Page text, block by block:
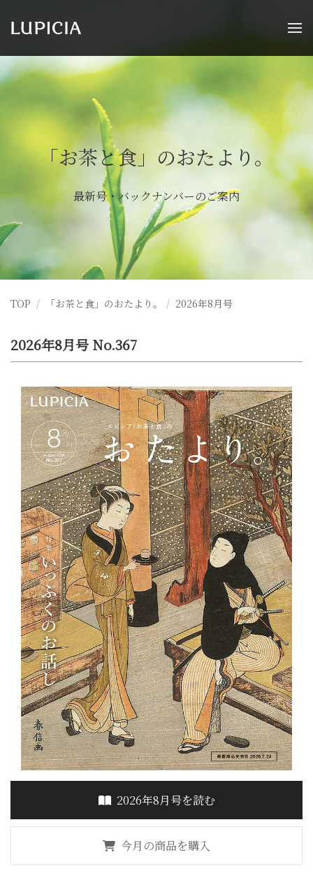
「お茶と食」のおたより。
最新号・バックナンバーのご案内
TOP 「お茶と食」のおたより 。 2026年8月号
2026年8月号 No.367
2026年8月号を読む
今月の商品を購入